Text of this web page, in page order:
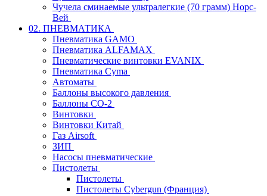
Чучела сминаемые ультралегкие (70 грамм) Норс-
Вей
02. ПНЕВМАТИКА
Пневматика GAMO
Пневматика ALFAMAX
Пневматические винтовки EVANIX
Пневматика Cyma
Автоматы
Баллоны высокого давления
Баллоны СО-2
Винтовки
Винтовки Китай
Газ Airsoft
ЗИП
Насосы пневматические
Пистолеты
Пистолеты
Пистолеты Cybergun (Франция)